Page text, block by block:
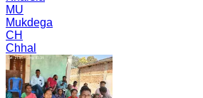
MU
Mukdega
CH
Chhal